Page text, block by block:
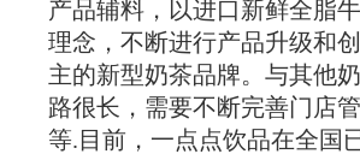
产品辅料，以进口新鲜全脂
理念，不断进行产品升级和
主的新型奶茶品牌。与其他
路很长，需要不断完善门店
等.目前，一点点饮品在全国